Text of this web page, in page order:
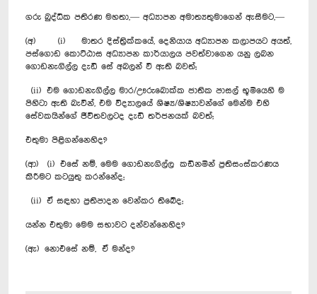
ගරු බුද්ධික පතිරණ මහතා,— අධ්‍යාපන අමාත්‍යතුමාගෙන් ඇසීමට,—
(අ) (i) මාතර දිස්ත්‍රික්කයේ, දෙනියාය අධ්‍යාපන කලාපයට අයත්,
පස්ගොඩ කොට්ඨාස අධ්‍යාපන කාර්යාලය පවත්වාගෙන යනු ලබන
ගොඩනැගිල්ල දැඩි සේ අබලන් වී ඇති බවත්;
(ii) එම ගොඩනැගිල්ල මාර/ඌරුබොක්ක ජාතික පාසල් භූමියෙහි ම
පිහිටා ඇති බැවින්, එම විද්‍යාලයේ ශිෂ්‍ය/ශිෂ්‍යාවන්ගේ මෙන්ම එහි
සේවකයින්ගේ ජීවිතවලටද දැඩි තර්ජනයක් බවත්;
එතුමා පිළිගන්නෙහිද?
(ආ) (i) එසේ නම්, මෙම ගොඩනැගිල්ල කඩිනමින් ප්‍රතිසංස්කරණය
කිරීමට කටයුතු කරන්නේද;
(ii) ඒ සඳහා ප්‍රතිපාදන වෙන්කර තිබේද;
යන්න එතුමා මෙම සභාවට දන්වන්නෙහිද?
(ඇ) නොඑසේ නම්, ඒ මන්ද?